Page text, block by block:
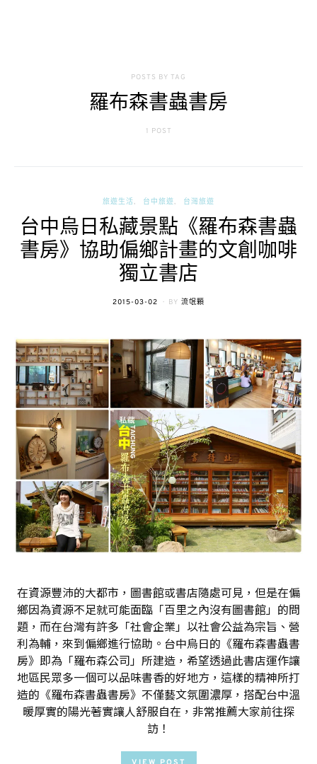
POSTS BY TAG
羅布森書蟲書房
1 POST
旅遊生活 台中旅遊 台灣旅遊
台中烏日私藏景點《羅布森書蟲
書房》協助偏鄉計畫的文創咖啡
獨立書店
POSTED
2015-03-02 BY 流氓顆
在資源豐沛的大都市，圖書館或書店隨處可見，但是在偏
鄉因為資源不足就可能面臨「百里之內沒有圖書館」的問
題，而在台灣有許多「社會企業」以社會公益為宗旨、營
利為輔，來到偏鄉進行協助。台中烏日的《羅布森書蟲書
房》即為「羅布森公司」所建造，希望透過此書店運作讓
地區民眾多一個可以品味書香的好地方，這樣的精神所打
造的《羅布森書蟲書房》不僅藝文氛圍濃厚，搭配台中溫
暖厚實的陽光著實讓人舒服自在，非常推薦大家前往探
訪！